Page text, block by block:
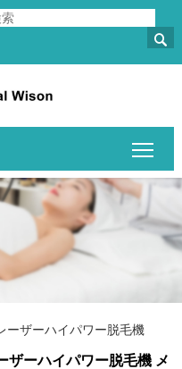

ーザーハイパワー脱毛機
ザーハイパワー脱毛機 メ